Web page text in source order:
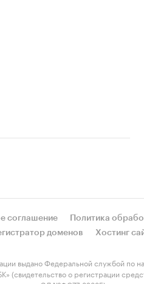
соглашение
Политика
доменов Хостинг
выдано Федеральной службой по
(свидетельство о регистрации